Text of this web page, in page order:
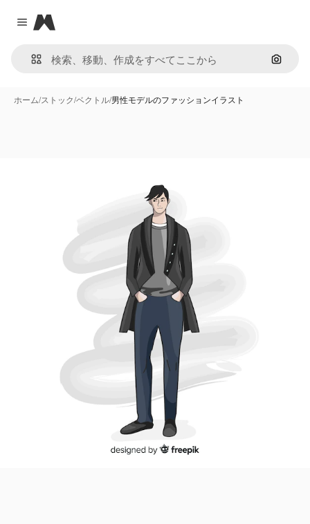
Close menu
Magnific
画像で
ホーム/ストック/ベクトル/男性モデルのファッションイラスト